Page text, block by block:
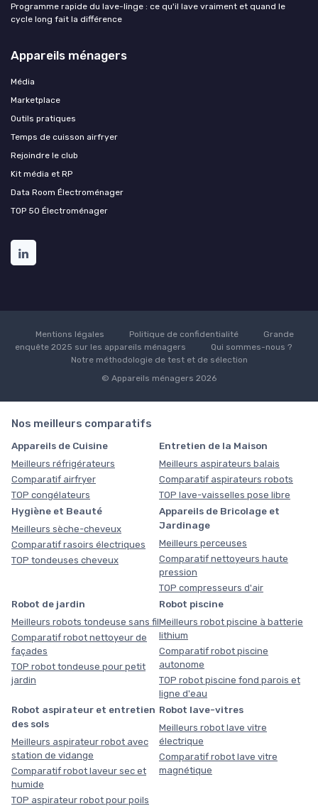
Programme rapide du lave-linge : ce qu'il lave vraiment et quand le
cycle long fait la différence
Appareils ménagers
Média
Marketplace
Outils pratiques
Temps de cuisson airfryer
Rejoindre le club
Kit média et RP
Data Room Électroménager
TOP 50 Électroménager
Mentions légales Politique de confidentialité
Grande
enquête 2025 sur les appareils ménagers
Qui sommes-nous ?
Notre méthodologie de test et de sélection
© Appareils ménagers 2026
Nos meilleurs comparatifs
Appareils de Cuisine
Meilleurs réfrigérateurs
Comparatif airfryer
TOP congélateurs
Entretien de la Maison
Meilleurs aspirateurs balais
Comparatif aspirateurs robots
TOP lave-vaisselles pose libre
Hygiène et Beauté
Meilleurs sèche-cheveux
Comparatif rasoirs électriques
TOP tondeuses cheveux
Appareils de Bricolage et
Jardinage
Meilleurs perceuses
Comparatif nettoyeurs haute
pression
TOP compresseurs d'air
Robot de jardin
Meilleurs robots tondeuse sans fil
Comparatif robot nettoyeur de
façades
TOP robot tondeuse pour petit
jardin
Robot piscine
Meilleurs robot piscine à batterie
lithium
Comparatif robot piscine
autonome
TOP robot piscine fond parois et
ligne d'eau
Robot aspirateur et entretien
des sols
Meilleurs aspirateur robot avec
station de vidange
Comparatif robot laveur sec et
humide
TOP aspirateur robot pour poils
Robot lave-vitres
Meilleurs robot lave vitre
électrique
Comparatif robot lave vitre
magnétique